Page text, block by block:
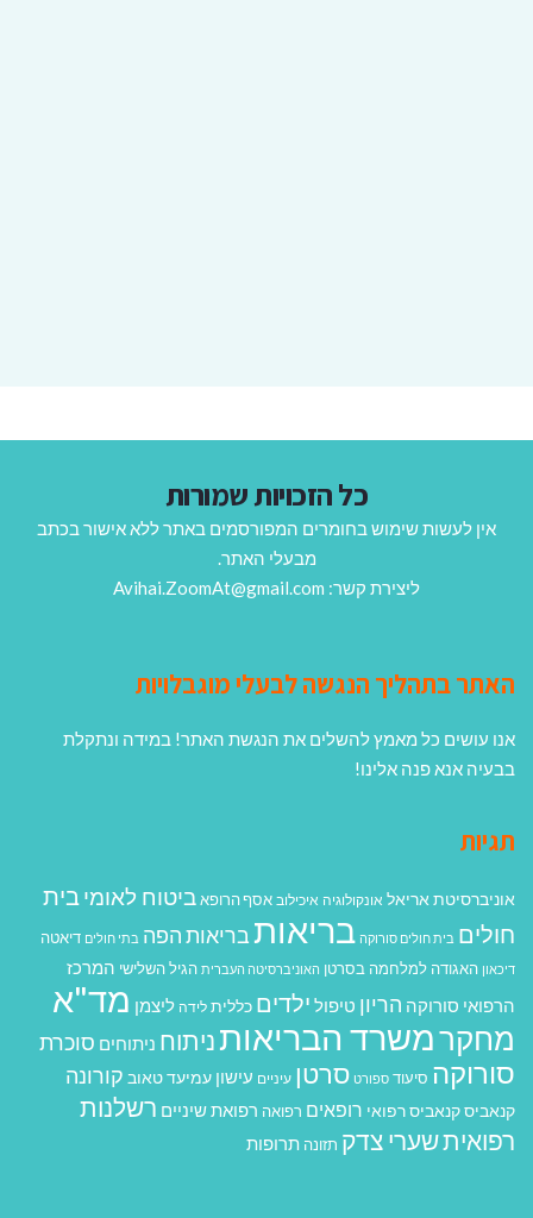
כל הזכויות שמורות
אין לעשות שימוש בחומרים המפורסמים באתר ללא אישור בכתב
מבעלי האתר.
ליצירת קשר: Avihai.ZoomAt@gmail.com
האתר בתהליך הנגשה לבעלי מוגבלויות
אנו עושים כל מאמץ להשלים את הנגשת האתר! במידה ונתקלת
בבעיה אנא פנה אלינו!
תגיות
אוניברסיטת אריאל אונקולוגיה איכילוב אסף הרופא ביטוח לאומיבית
חולים בית חולים סורוקה בריאותבריאות הפה בתי חולים דיאטה
דיכאון האגודה למלחמה בסרטן האוניברסיטה העברית הגיל השלישי המרכז
הרפואי סורוקה הריון טיפול ילדים כללית לידה ליצמן מד"א
מחקרמשרד הבריאותניתוח ניתוחים סוכרת
סורוקה סיעוד ספורט סרטן עיניים עישון עמיעד טאוב קורונה
קנאביסקנאביס רפואי רופאים רפואה רפואת שיניים רשלנות
רפואיתשערי צדק תזונה תרופות